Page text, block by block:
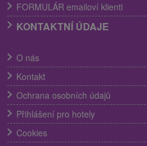
FORMULÁR emailoví klienti
KONTAKTNÍ ÚDAJE
O nás
Kontakt
Ochrana osobních údajů
Přihlášení pro hotely
Cookies